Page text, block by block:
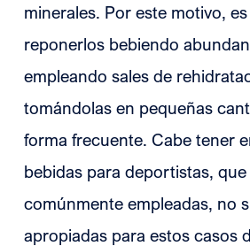
minerales. Por este motivo,
reponerlos bebiendo
empleando sales de
tomándolas en pequeñas
forma frecuente. Cabe tener
bebidas para deportistas, que
comúnmente empleadas, no
apropiadas para estos casos